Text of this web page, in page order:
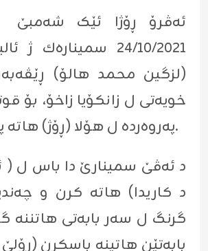
ئەڤرۆ ڕۆژا ئێک
٢٤/١٠/٢٠٢١ سمینارەك
(لزگین محمد هالۆ)
خویەتی ل زانکۆیا زاخۆ، بۆ
پەروەردە ل ھۆلا (ڕۆژ) ھاتە پێشکێشکرن.
د ئەڤێ سمینارێ دا باس ل (
د کاریدا) ھاتە کرن و
گرنگ ل سەر بابەتی ھاتننە
بابەتێن ھاتینە باسکرن (ڕۆلێ